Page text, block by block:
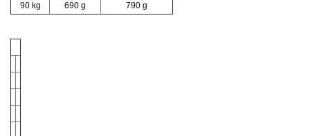
90 kg
690 g 790 g